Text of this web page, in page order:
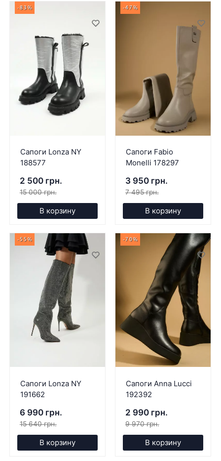
-83%
Сапоги Lonza NY
188577
2 500 грн.
15 000 грн.
В корзину
-47%
Сапоги Fabio
Monelli 178297
3 950 грн.
7 495 грн.
В корзину
-55%
Сапоги Lonza NY
191662
6 990 грн.
15 640 грн.
В корзину
-70%
Сапоги Anna Lucci
192392
2 990 грн.
9 970 грн.
В корзину